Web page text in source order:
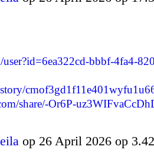
bbbf-4fa4-
share/-Or6P-
op 26 April 2026 op